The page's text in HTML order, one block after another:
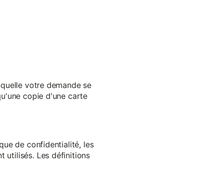
votre demande se
copie d'une carte
de confidentialité, les
utilisés. Les définitions